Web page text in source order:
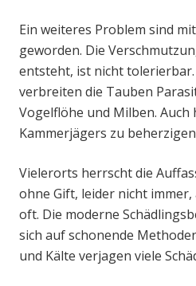
Ein weiteres Problem sind
geworden. Die
entsteht, ist nicht
verbreiten die Tauben
Vogelflöhe und Milben. Auch
Kammerjägers zu
Vielerorts herrscht die
ohne Gift, leider nicht
oft. Die moderne
sich auf schonende
und Kälte verjagen viele